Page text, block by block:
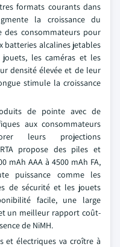
formats courants dans
la croissance du
des consommateurs pour
batteries alcalines jetables
les caméras et les
densité élevée et de leur
stimule la croissance
de pointe avec de
aux consommateurs
leurs projections
propose des piles et
mAh AAA à 4500 mAh FA,
puissance comme les
de sécurité et les jouets
facile, une large
un meilleur rapport coût-
de NiMH.
et électriques va croître à